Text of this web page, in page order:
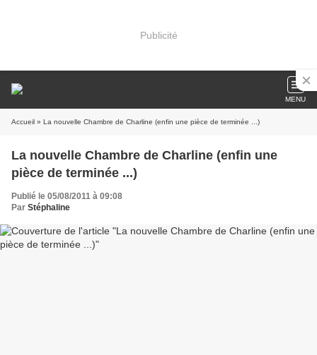
Publicité
MENU
Accueil » La nouvelle Chambre de Charline (enfin une pièce de terminée ...)
La nouvelle Chambre de Charline (enfin une
pièce de terminée ...)
Publié le 05/08/2011 à 09:08
Par Stéphaline